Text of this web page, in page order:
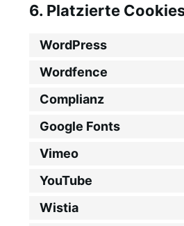
6. Platzierte
WordPress
Wordfence
Complianz
Google Fonts
Vimeo
YouTube
Wistia